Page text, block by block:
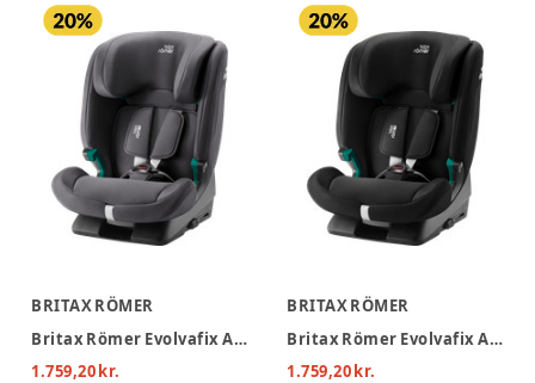
BRITAX RÖMER
Britax Römer Evolvafix Autostol - Midnight Grey
1.759,20 kr.
BRITAX RÖMER
Britax Römer Evolvafix Autostol - Space Black
1.759,20 kr.